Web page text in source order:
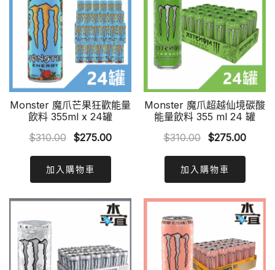
Monster 魔爪芒果狂歡能量
飲料 355ml x 24罐
$310.00 Original
was:
$310.00.
$275.00Current
加入購物車
Monster 魔爪超越仙境碳酸
能量飲料 355 ml 24 罐
$310.00 Original
was:
$310.00.
$275.00
加入購物車